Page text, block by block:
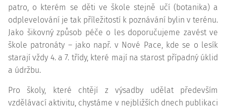
patro, o kterém se děti ve škole stejně učí (botanika) a
odplevelování je tak příležitostí k poznávání bylin v terénu.
Jako šikovný způsob péče o les doporučujeme zavést ve
škole patronáty – jako např. v Nové Pace, kde se o lesík
starají vždy 4. a 7. třídy, které mají na starost případný úklid
a údržbu.
Pro školy, které chtějí z výsadby udělat především
vzdělávací aktivitu, chystáme v nejbližších dnech publikaci